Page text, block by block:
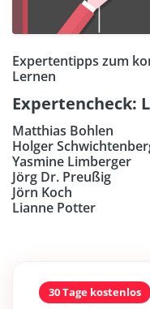
Expertentipps zum
Lernen
Expertencheck:
Matthias Bohlen
Holger
Yasmine Limberger
Jörg Dr. Preußig
Jörn Koch
Lianne Potter
30 Tage kostenlos